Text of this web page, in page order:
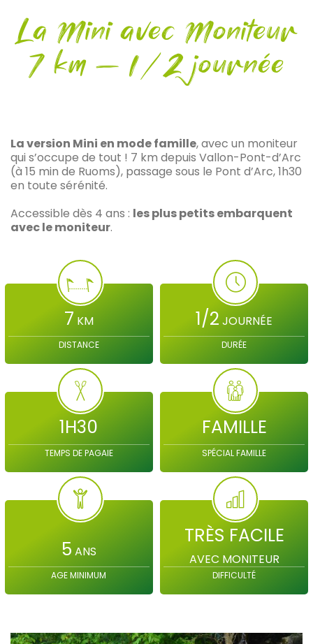
La Mini avec Moniteur
7 km – 1/2 journée
La version Mini en mode famille, avec un moniteur
qui s’occupe de tout ! 7 km depuis Vallon-Pont-d’Arc
(à 15 min de Ruoms), passage sous le Pont d’Arc, 1h30
en toute sérénité.
Accessible dès 4 ans : les plus petits embarquent
avec le moniteur.
7 KM
DISTANCE
1/2 JOURNÉE
DURÉE
1H30
TEMPS DE PAGAIE
FAMILLE
SPÉCIAL FAMILLE
5 ANS
AGE MINIMUM
TRÈS FACILE
AVEC MONITEUR
DIFFICULTÉ